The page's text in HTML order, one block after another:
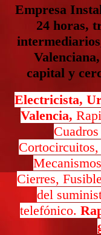
Empresa
24 horas,
capital y
Electricista,
Valencia,
Cierres,
del
telefónico.